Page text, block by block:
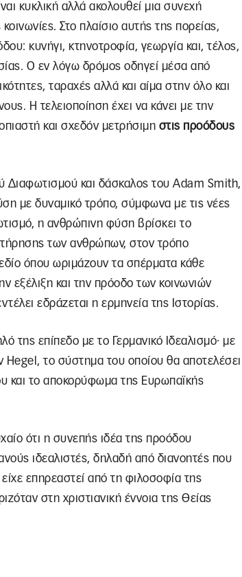
κυκλική αλλά ακολουθεί μια συνεχή
Στo πλαίσιo αυτής της πορείας,
κυνήγι, κτηνοτροφία, γεωργία και, τέλος,
Ο εν λόγω δρόμος οδηγεί μέσα από
ταραχές αλλά και αίμα στην όλο και
Η τελειοποίηση έχει να κάνει με την
και σχεδόν μετρήσιμη στις προόδους
και δάσκαλος του Adam Smith,
με δυναμικό τρόπο, σύμφωνα με τις νέες
η ανθρώπινη φύση βρίσκει το
των ανθρώπων, στον τρόπο
όπου ωριμάζουν τα σπέρματα κάθε
εξέλιξη και την πρόοδο των κοινωνιών
εδράζεται η ερμηνεία της Iστορίας.
της επίπεδο με το Γερμανικό Ιδεαλισμό∙ με
το σύστημα του οποίου θα αποτελέσει
και το αποκορύφωμα της Ευρωπαϊκής
ότι η συνεπής ιδέα της προόδου
ιδεαλιστές, δηλαδή από διανοητές που
επηρεαστεί από τη φιλοσοφία της
στη χριστιανική έννοια της Θείας